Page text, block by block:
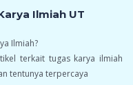
Ilmiah UT
Ilmiah?
terkait tugas karya ilmiah
tentunya terpercaya